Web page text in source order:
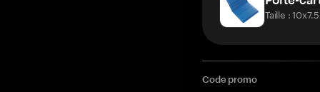
Taille :
Code promo